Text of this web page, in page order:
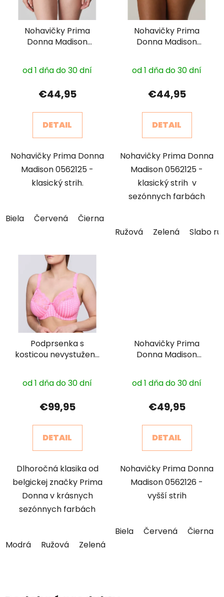
Nohavičky Prima
Donna Madison
od 1 dňa do 30 dní
€44,95
DETAIL
Nohavičky Prima Donna
Madison 0562125 -
klasický strih.
Biela Červená Čierna
Nohavičky Prima
Donna Madison
od 1 dňa do 30 dní
€44,95
DETAIL
Nohavičky Prima Donna
Madison 0562125 -
klasický strih v
sezónnych farbách
Ružová Zelená Slabo
Podprsenka s
kosticou nevystužená
od 1 dňa do 30 dní
€99,95
DETAIL
Dlhoročná klasika od
belgickej značky Prima
Donna v krásnych
sezónnych farbách
Modrá Ružová Zelená
Nohavičky Prima
Donna Madison
od 1 dňa do 30 dní
€49,95
DETAIL
Nohavičky Prima Donna
Madison 0562126 -
vyšší strih
Biela Červená Čierna